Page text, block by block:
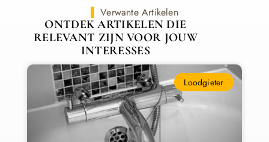
Verwante Artikelen
ONTDEK ARTIKELEN DIE
RELEVANT ZIJN VOOR JOUW
INTERESSES
Loodgieter